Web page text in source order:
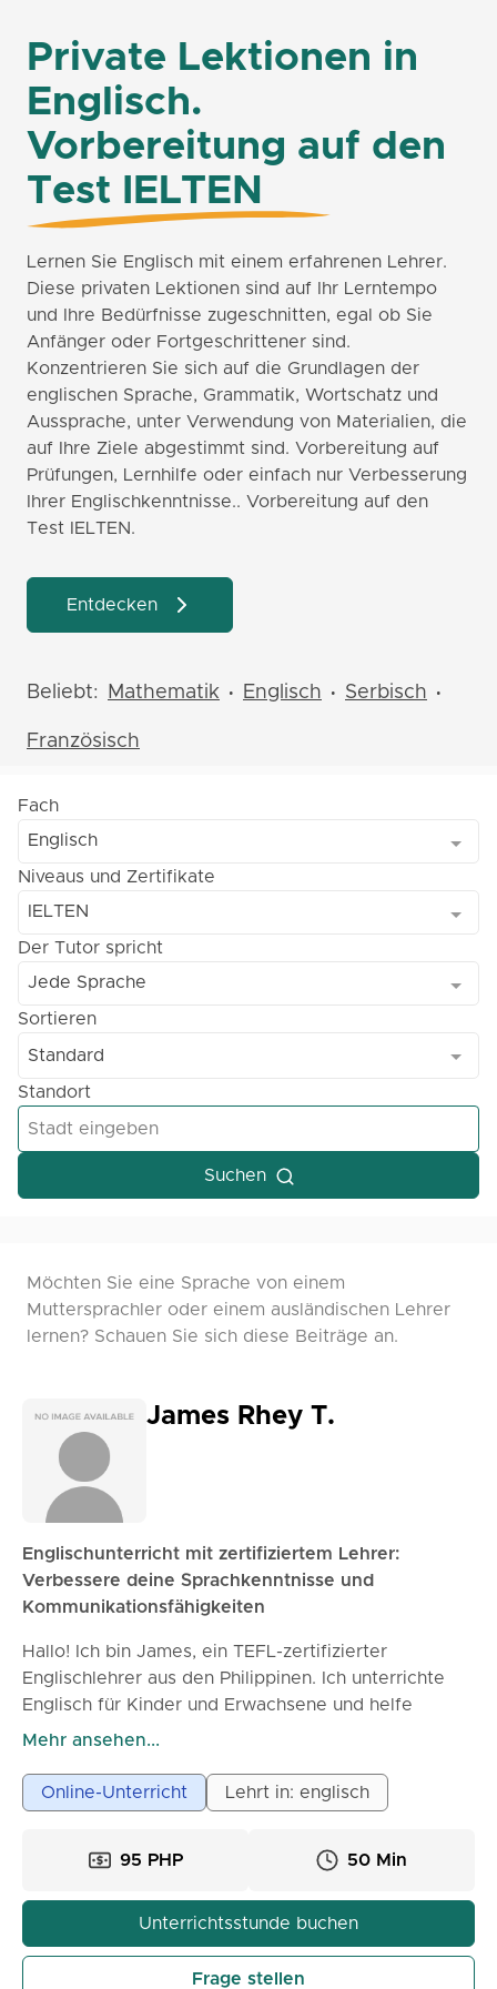
Private Lektionen in
Englisch.
Vorbereitung auf den
Test IELTEN
Lernen Sie Englisch mit einem erfahrenen Lehrer.
Diese privaten Lektionen sind auf Ihr Lerntempo
und Ihre Bedürfnisse zugeschnitten, egal ob Sie
Anfänger oder Fortgeschrittener sind.
Konzentrieren Sie sich auf die Grundlagen der
englischen Sprache, Grammatik, Wortschatz und
Aussprache, unter Verwendung von Materialien, die
auf Ihre Ziele abgestimmt sind. Vorbereitung auf
Prüfungen, Lernhilfe oder einfach nur Verbesserung
Ihrer Englischkenntnisse.. Vorbereitung auf den
Test IELTEN.
Entdecken
Beliebt: Mathematik • Englisch • Serbisch •
Französisch
Fach
Englisch
Niveaus und Zertifikate
IELTEN
Der Tutor spricht
Jede Sprache
Sortieren
Standard
Standort
Suchen
Möchten Sie eine Sprache von einem
Muttersprachler oder einem ausländischen Lehrer
lernen? Schauen Sie sich diese Beiträge an.
James Rhey T.
Englischunterricht mit zertifiziertem Lehrer:
Verbessere deine Sprachkenntnisse und
Kommunikationsfähigkeiten
Hallo! Ich bin James, ein TEFL-zertifizierter
Englischlehrer aus den Philippinen. Ich unterrichte
Englisch für Kinder und Erwachsene und helfe
meinen Schülern, ihre Sprechfähigkeiten,
allgemeines Selbstvertrauen in der Kommunikation
zu verbessern. Ich habe Erfahrung im Online-
unterstützende und engagierte Lernumgebung, in
können. Meine Lektionen sind auf die Ziele, das
Niveau und die Lernbedürfnisse jedes einzelnen
Schülers zugeschnitten. Ich verwende einen
Mehr ansehen...
Online-Unterricht Lehrt in: englisch
95 PHP 50 Min
Unterrichtsstunde buchen
Frage stellen